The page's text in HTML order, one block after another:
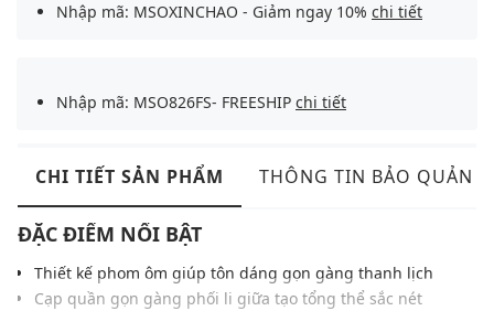
Nhập mã: MSOXINCHAO - Giảm ngay 10% chi tiết
Nhập mã: MSO826FS- FREESHIP chi tiết
CHI TIẾT SẢN PHẨM THÔNG TIN BẢO QUẢN
ĐẶC ĐIỂM NỔI BẬT
Thiết kế phom ôm giúp tôn dáng gọn gàng thanh lịch
Cạp quần gọn gàng phối li giữa tạo tổng thể sắc nét